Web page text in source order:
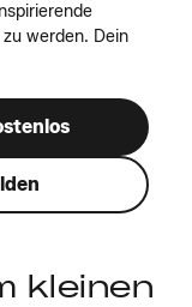
werden. Dein
kleinen